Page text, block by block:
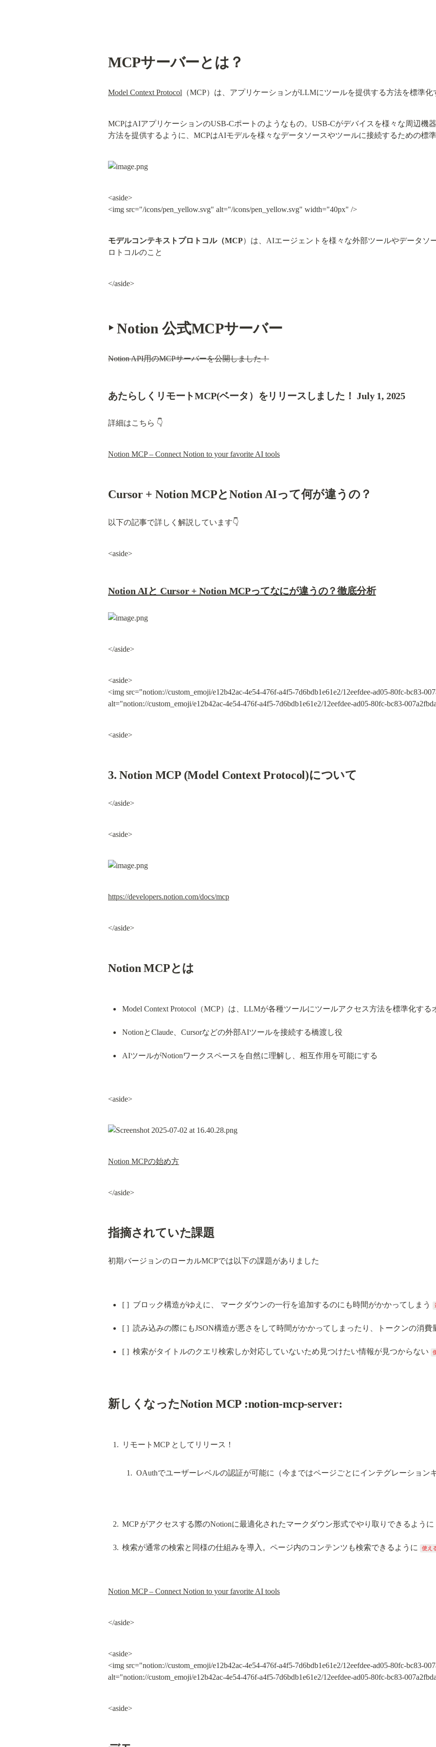
MCPサーバーとは？
Model Context Protocol （MCP）は、アプリケーションがLLMにツールを提供する方法を標準
MCPはAIアプリケーションのUSB-Cポートのようなもの。USB-Cがデバイスを様々な周辺機
方法を提供するように、MCPはAIモデルを様々なデータソースやツールに接続するための標
<aside>
<img src="/icons/pen_yellow.svg" alt="/icons/pen_yellow.svg" width="40px" />
モデルコンテキストプロトコル（MCP）は、AIエージェントを様々な外部ツールやデータソ
ロトコルのこと
</aside>
‣ Notion 公式MCPサーバー
Notion API用のMCPサーバーを公開しました！
あたらしくリモートMCP(ベータ）をリリースしました！ July 1, 2025
詳細はこちら 👇
Notion MCP – Connect Notion to your favorite AI tools
Cursor + Notion MCPとNotion AIって何が違うの？
以下の記事で詳しく解説しています👇
<aside>
Notion AIと Cursor + Notion MCPってなにが違うの？徹底分析
</aside>
<aside>
<img src="notion://custom_emoji/e12b42ac-4e54-476f-a4f5-7d6bdb1e61e2/12eefdee-ad05-80fc-bc83-
alt="notion://custom_emoji/e12b42ac-4e54-476f-a4f5-7d6bdb1e61e2/12eefdee-ad05-80fc-bc83-
<aside>
3. Notion MCP (Model Context Protocol)について
</aside>
<aside>
https://developers.notion.com/docs/mcp
</aside>
Notion MCPとは
Model Context Protocol（MCP）は、LLMが各種ツールにツールアクセス方法を標準化する
NotionとClaude、Cursorなどの外部AIツールを接続する橋渡し役
AIツールがNotionワークスペースを自然に理解し、相互作用を可能にする
<aside>
Notion MCPの始め方
</aside>
指摘されていた課題
初期バージョンのローカルMCPでは以下の課題がありました
[ ]  ブロック構造がゆえに、 マークダウンの一行を追加するのにも時間がかかってしまう
[ ]  読み込みの際にもJSON構造が悪さをして時間がかかってしまったり、トークンの消
[ ]  検索がタイトルのクエリ検索しか対応していないため見つけたい情報が見つからない
新しくなったNotion MCP :notion-mcp-server:
OAuthでユーザーレベルの認証が可能に（今まではページごとにインテグレーション
MCP がアクセスする際のNotionに最適化されたマークダウン形式でやり取りできるように
検索が通常の検索と同様の仕組みを導入。ページ内のコンテンツも検索できるように 使え
Notion MCP – Connect Notion to your favorite AI tools
</aside>
<aside>
<img src="notion://custom_emoji/e12b42ac-4e54-476f-a4f5-7d6bdb1e61e2/12eefdee-ad05-80fc-bc83-
alt="notion://custom_emoji/e12b42ac-4e54-476f-a4f5-7d6bdb1e61e2/12eefdee-ad05-80fc-bc83-
<aside>